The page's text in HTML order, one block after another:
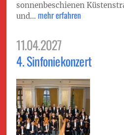
sonnenbeschienen
und... mehr erfahren
11.04.2027
4. Sinfoniekonzert